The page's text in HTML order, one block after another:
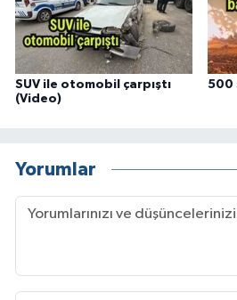
SUV ile otomobil çarpıştı
(Video)
500
Yorumlar